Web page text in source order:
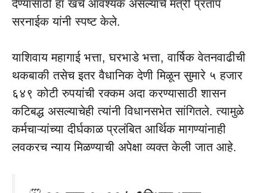
देण्यासाठी हा खर्च आवश्यक असल्याचे मंत्री प्रताप
सरनाईक यांनी स्पष्ट केले.
याशिवाय महागाई भत्ता, घरभाडे भत्ता, वार्षिक वेतनवाढीची
थकबाकी तसेच इतर वैधानिक देणी मिळून सुमारे ५ हजार
६४९ कोटी रुपयांची रक्कम अदा करण्यासाठी शासन
कटिबद्ध असल्याचेही त्यांनी विधानसभेत सांगितले. त्यामुळे
कर्मचाऱ्यांच्या दीर्घकाळ प्रलंबित आर्थिक मागण्यांनाही
लवकरच न्याय मिळण्याची अपेक्षा व्यक्त केली जात आहे.